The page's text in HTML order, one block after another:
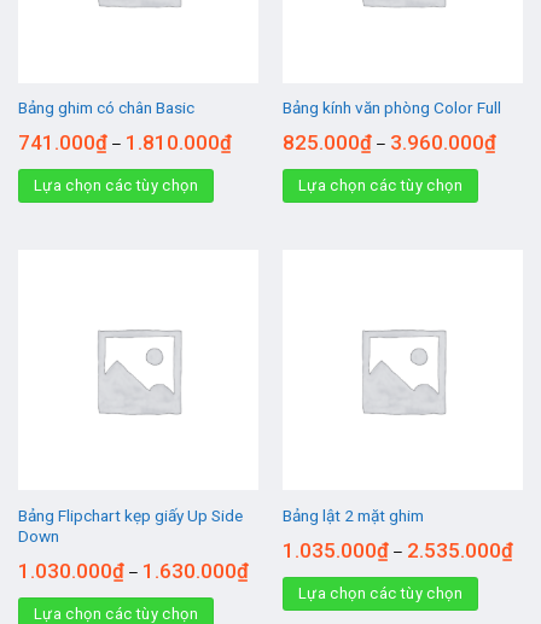
Bảng ghim có chân Basic
741.000₫– 1.810.000₫
Lựa chọn các tùy chọn
Bảng kính văn phòng Color Full
825.000₫– 3.960.000₫
Lựa chọn các tùy chọn
Bảng Flipchart kẹp giấy Up Side
Down
1.030.000₫– 1.630.000₫
Lựa chọn các tùy chọn
Bảng lật 2 mặt ghim
1.035.000₫– 2.535.000₫
Lựa chọn các tùy chọn